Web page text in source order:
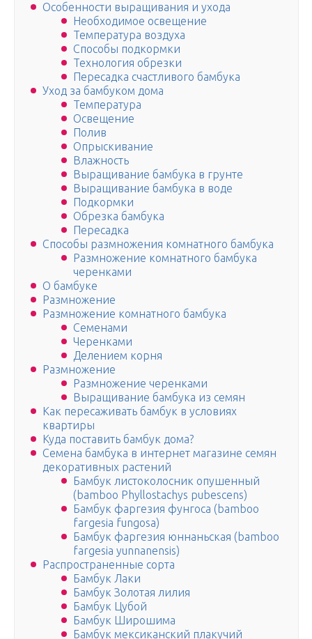
Особенности выращивания и ухода
Необходимое освещение
Температура воздуха
Способы подкормки
Технология обрезки
Пересадка счастливого бамбука
Уход за бамбуком дома
Температура
Освещение
Полив
Опрыскивание
Влажность
Выращивание бамбука в грунте
Выращивание бамбука в воде
Подкормки
Обрезка бамбука
Пересадка
Способы размножения комнатного бамбука
Размножение комнатного бамбука
черенками
О бамбуке
Размножение
Размножение комнатного бамбука
Семенами
Черенками
Делением корня
Размножение
Размножение черенками
Выращивание бамбука из семян
Как пересаживать бамбук в условиях
квартиры
Куда поставить бамбук дома?
Семена бамбука в интернет магазине семян
декоративных растений
Бамбук листоколосник опушенный
(bamboo Phyllostachys pubescens)
Бамбук фаргезия фунгоса (bamboo
fargesia fungosa)
Бамбук фаргезия юннаньская (bamboo
fargesia yunnanensis)
Распространенные сорта
Бамбук Лаки
Бамбук Золотая лилия
Бамбук Цубой
Бамбук Широшима
Бамбук мексиканский плакучий